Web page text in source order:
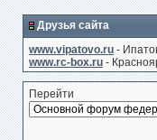
Друзья сайта
www.vipatovo.ru -
www.rc-box.ru -
Перейти